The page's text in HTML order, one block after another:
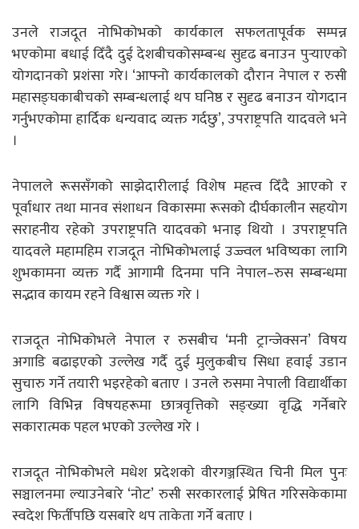
उनले राजदूत नोभिकोभको कार्यकाल सफलतापूर्वक सम्पन्न
भएकोमा बधाई दिँदै दुई देशबीचकोसम्बन्ध सुदृढ बनाउन पुर्‍याएको
योगदानको प्रशंसा गरे। ‘आफ्नो कार्यकालको दौरान नेपाल र रुसी
महासङ्घकाबीचको सम्बन्धलाई थप घनिष्ठ र सुदृढ बनाउन योगदान
गर्नुभएकोमा हार्दिक धन्यवाद व्यक्त गर्दछु’, उपराष्ट्रपति यादवले भने
।
नेपालले रूससँगको साझेदारीलाई विशेष महत्त्व दिँदै आएको र
पूर्वाधार तथा मानव संशाधन विकासमा रूसको दीर्घकालीन सहयोग
सराहनीय रहेको उपराष्ट्रपति यादवको भनाइ थियो । उपराष्ट्रपति
यादवले महामहिम राजदूत नोभिकोभलाई उज्ज्वल भविष्यका लागि
शुभकामना व्यक्त गर्दै आगामी दिनमा पनि नेपाल–रुस सम्बन्धमा
सद्भाव कायम रहने विश्वास व्यक्त गरे ।
राजदूत नोभिकोभले नेपाल र रुसबीच ‘मनी ट्रान्जेक्सन’ विषय
अगाडि बढाइएको उल्लेख गर्दै दुई मुलुकबीच सिधा हवाई उडान
सुचारु गर्ने तयारी भइरहेको बताए । उनले रुसमा नेपाली विद्यार्थीका
लागि विभिन्न विषयहरूमा छात्रवृत्तिको सङ्ख्या वृद्धि गर्नेबारे
सकारात्मक पहल भएको उल्लेख गरे ।
राजदूत नोभिकोभले मधेश प्रदेशको वीरगञ्जस्थित चिनी मिल पुनः
सञ्चालनमा ल्याउनेबारे ‘नोट’ रुसी सरकारलाई प्रेषित गरिसकेकामा
स्वदेश फिर्तीपछि यसबारे थप ताकेता गर्ने बताए ।